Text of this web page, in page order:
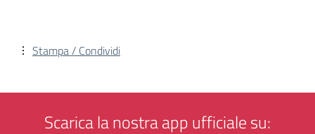
Stampa / Condividi
Scarica la nostra app ufficiale su: